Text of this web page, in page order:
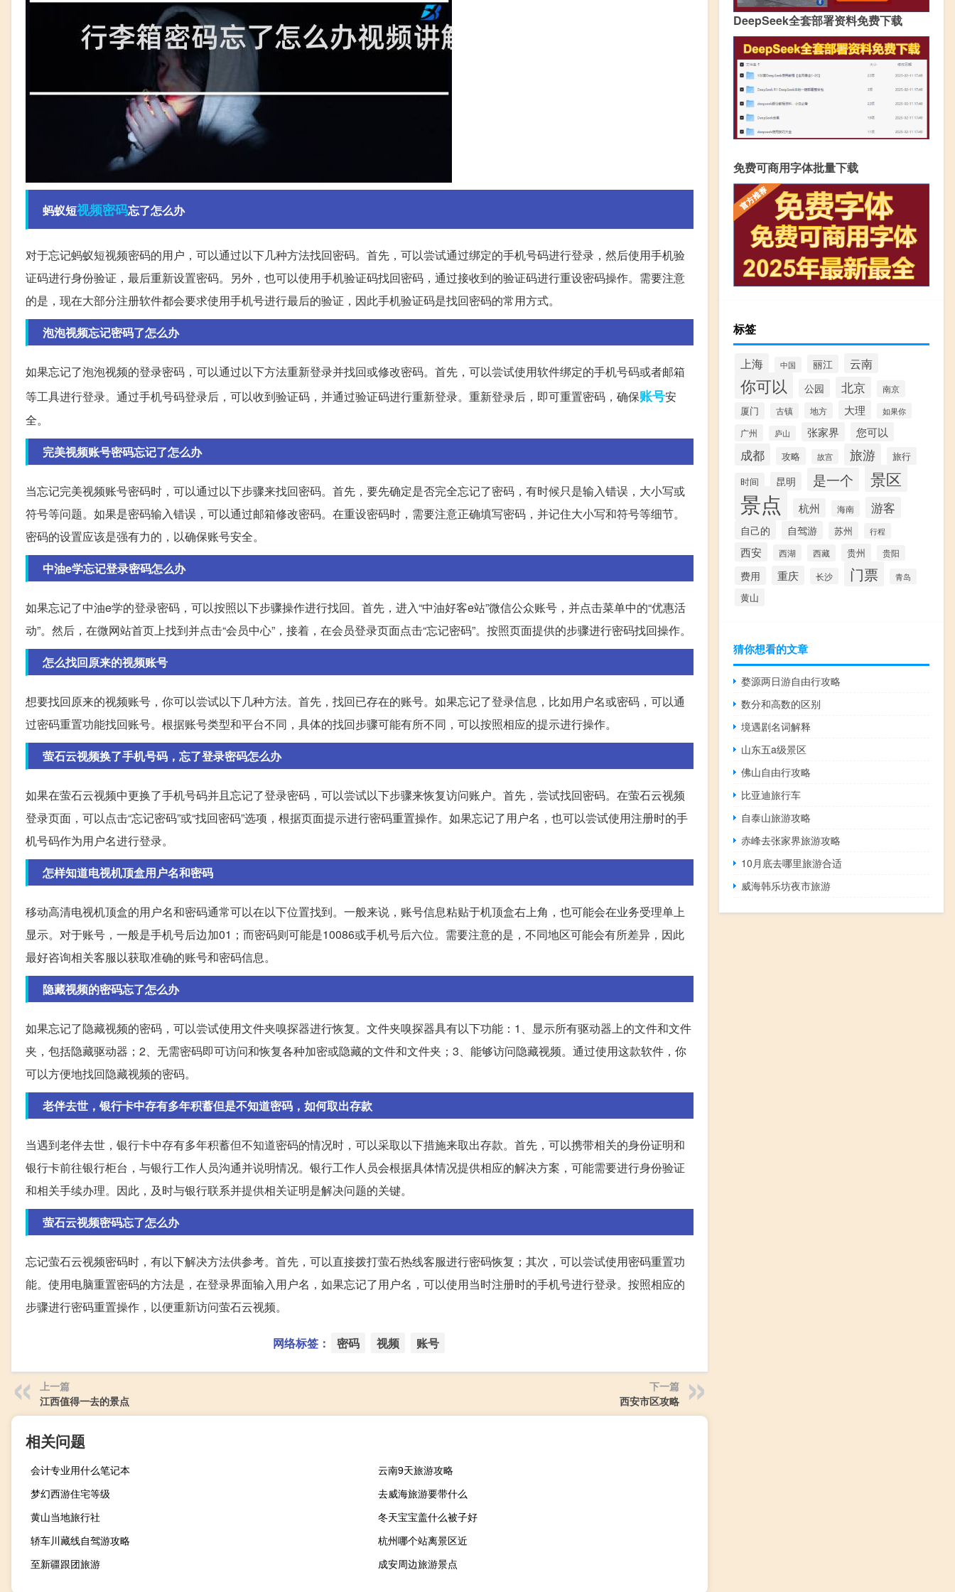
蚂蚁短视频密码忘了怎么办
对于忘记蚂蚁短视频密码的用户，可以通过以下几种方法找回密码。首先，可以尝试通过绑定的手机号码进行登录，然后使用手机验
证码进行身份验证，最后重新设置密码。另外，也可以使用手机验证码找回密码，通过接收到的验证码进行重设密码操作。需要注意
的是，现在大部分注册软件都会要求使用手机号进行最后的验证，因此手机验证码是找回密码的常用方式。
泡泡视频忘记密码了怎么办
如果忘记了泡泡视频的登录密码，可以通过以下方法重新登录并找回或修改密码。首先，可以尝试使用软件绑定的手机号码或者邮箱
等工具进行登录。通过手机号码登录后，可以收到验证码，并通过验证码进行重新登录。重新登录后，即可重置密码，确保账号安
全。
完美视频账号密码忘记了怎么办
当忘记完美视频账号密码时，可以通过以下步骤来找回密码。首先，要先确定是否完全忘记了密码，有时候只是输入错误，大小写或
符号等问题。如果是密码输入错误，可以通过邮箱修改密码。在重设密码时，需要注意正确填写密码，并记住大小写和符号等细节。
密码的设置应该是强有力的，以确保账号安全。
中油e学忘记登录密码怎么办
如果忘记了中油e学的登录密码，可以按照以下步骤操作进行找回。首先，进入“中油好客e站”微信公众账号，并点击菜单中的“优惠活
动”。然后，在微网站首页上找到并点击“会员中心”，接着，在会员登录页面点击“忘记密码”。按照页面提供的步骤进行密码找回操作。
怎么找回原来的视频账号
想要找回原来的视频账号，你可以尝试以下几种方法。首先，找回已存在的账号。如果忘记了登录信息，比如用户名或密码，可以通
过密码重置功能找回账号。根据账号类型和平台不同，具体的找回步骤可能有所不同，可以按照相应的提示进行操作。
萤石云视频换了手机号码，忘了登录密码怎么办
如果在萤石云视频中更换了手机号码并且忘记了登录密码，可以尝试以下步骤来恢复访问账户。首先，尝试找回密码。在萤石云视频
登录页面，可以点击“忘记密码”或“找回密码”选项，根据页面提示进行密码重置操作。如果忘记了用户名，也可以尝试使用注册时的手
机号码作为用户名进行登录。
怎样知道电视机顶盒用户名和密码
移动高清电视机顶盒的用户名和密码通常可以在以下位置找到。一般来说，账号信息粘贴于机顶盒右上角，也可能会在业务受理单上
显示。对于账号，一般是手机号后边加01；而密码则可能是10086或手机号后六位。需要注意的是，不同地区可能会有所差异，因此
最好咨询相关客服以获取准确的账号和密码信息。
隐藏视频的密码忘了怎么办
如果忘记了隐藏视频的密码，可以尝试使用文件夹嗅探器进行恢复。文件夹嗅探器具有以下功能：1、显示所有驱动器上的文件和文件
夹，包括隐藏驱动器；2、无需密码即可访问和恢复各种加密或隐藏的文件和文件夹；3、能够访问隐藏视频。通过使用这款软件，你
可以方便地找回隐藏视频的密码。
老伴去世，银行卡中存有多年积蓄但是不知道密码，如何取出存款
当遇到老伴去世，银行卡中存有多年积蓄但不知道密码的情况时，可以采取以下措施来取出存款。首先，可以携带相关的身份证明和
银行卡前往银行柜台，与银行工作人员沟通并说明情况。银行工作人员会根据具体情况提供相应的解决方案，可能需要进行身份验证
和相关手续办理。因此，及时与银行联系并提供相关证明是解决问题的关键。
萤石云视频密码忘了怎么办
忘记萤石云视频密码时，有以下解决方法供参考。首先，可以直接拨打萤石热线客服进行密码恢复；其次，可以尝试使用密码重置功
能。使用电脑重置密码的方法是，在登录界面输入用户名，如果忘记了用户名，可以使用当时注册时的手机号进行登录。按照相应的
步骤进行密码重置操作，以便重新访问萤石云视频。
网络标签： 密码 视频 账号
上一篇
江西值得一去的景点
下一篇
西安市区攻略
相关问题
会计专业用什么笔记本
云南9天旅游攻略
梦幻西游住宅等级
去威海旅游要带什么
黄山当地旅行社
冬天宝宝盖什么被子好
轿车川藏线自驾游攻略
杭州哪个站离景区近
至新疆跟团旅游
成安周边旅游景点
DeepSeek全套部署资料免费下载
免费可商用字体批量下载
标签
上海 中国 丽江 云南
你可以 公园 北京
南京
厦门
古镇 地方 大理 如果你
广州 庐山 张家界 您可以
成都 攻略 故宫 旅游
旅行
时间
昆明 是一个 景区
景点 杭州 海南 游客
自己的 自驾游 苏州 行程
西安 西湖 西藏 贵州 贵阳
费用 重庆 长沙 门票 青岛
黄山
猜你想看的文章
婺源两日游自由行攻略
数分和高数的区别
境遇剧名词解释
山东五a级景区
佛山自由行攻略
比亚迪旅行车
自泰山旅游攻略
赤峰去张家界旅游攻略
10月底去哪里旅游合适
威海韩乐坊夜市旅游